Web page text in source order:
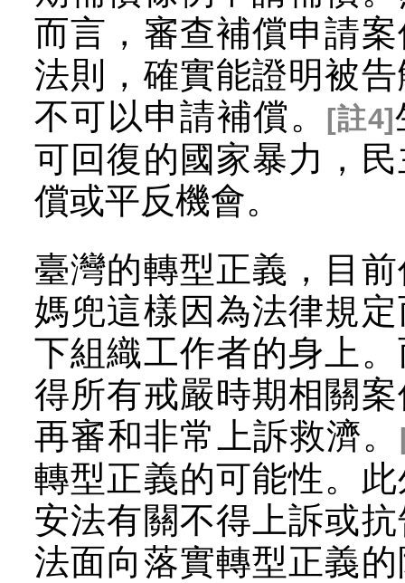
而言，審查補償申請
法則，確實能證明被
不可以申請補償。
[註4]
可回復的國家暴力，
償或平反機會。
臺灣的轉型正義，目
媽兜這樣因為法律規
下組織工作者的身上
得所有戒嚴時期相關
再審和非常上訴救濟。
轉型正義的可能性。
安法有關不得上訴或
法面向落實轉型正義